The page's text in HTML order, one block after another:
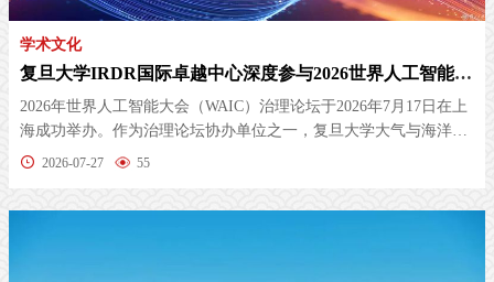
学术文化
复旦大学IRDR国际卓越中心深度参与2026世界人工智能大会WAIC治理论坛，推动AI赋能气候与环境韧性...
2026年世界人工智能大会（WAIC）治理论坛于2026年7月17日在上
海成功举办。作为治理论坛协办单位之一，复旦大学大气与海洋科
学系/大气...
2026-07-27 55